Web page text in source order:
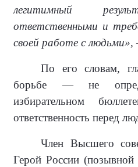
легитимный
ответственными и
своей работе с людьми»,
По его словам,
борьбе — не
избирательном
ответственность перед
Член Высшего
Герой России (позывной